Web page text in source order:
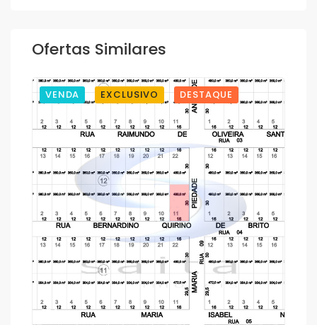
Ofertas Similares
VENDA EXCLUSIVO DESTAQUE
1